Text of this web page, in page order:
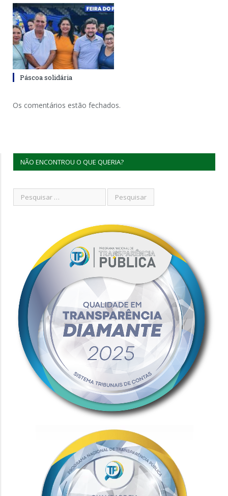
Páscoa solidária
Os comentários estão fechados.
NÃO ENCONTROU O QUE QUERIA?